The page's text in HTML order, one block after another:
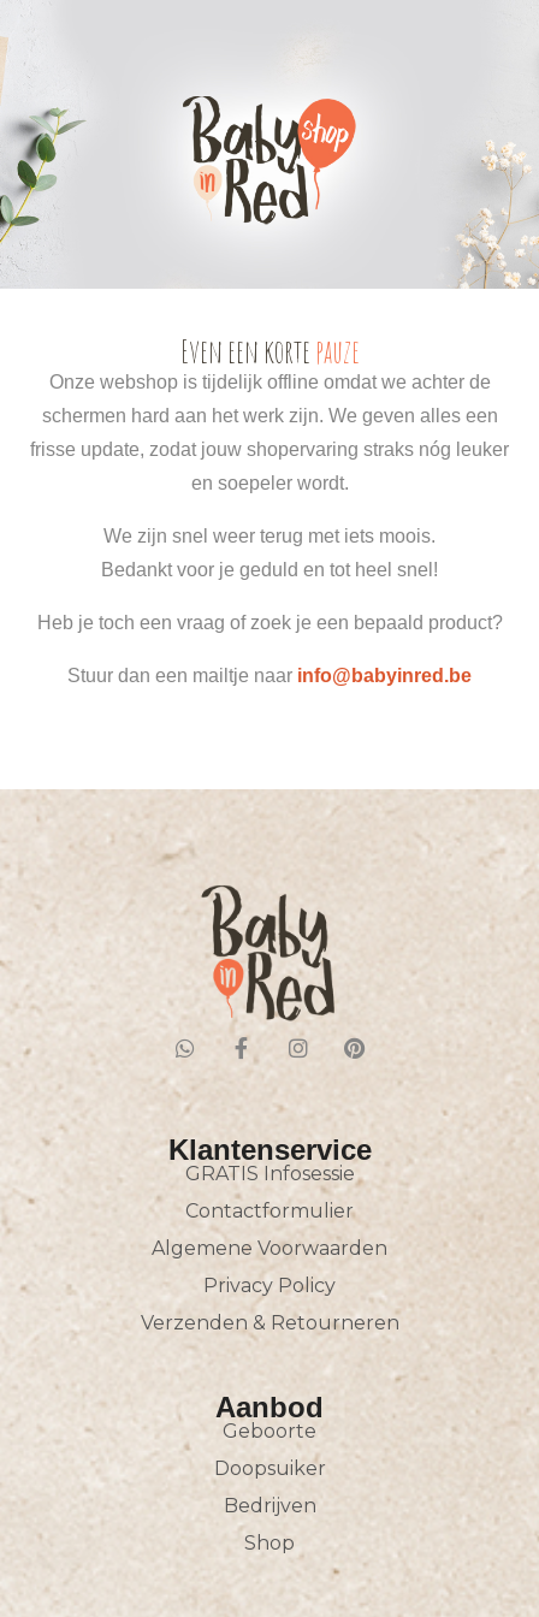
Even een korte pauze
Onze webshop is tijdelijk offline omdat we achter de
schermen hard aan het werk zijn. We geven alles een
frisse update, zodat jouw shopervaring straks nóg leuker
en soepeler wordt.
We zijn snel weer terug met iets moois.
Bedankt voor je geduld en tot heel snel!
Heb je toch een vraag of zoek je een bepaald product?
Stuur dan een mailtje naar info@babyinred.be
Klantenservice
GRATIS Infosessie
Contactformulier
Algemene Voorwaarden
Privacy Policy
Verzenden & Retourneren
Aanbod
Geboorte
Doopsuiker
Bedrijven
Shop